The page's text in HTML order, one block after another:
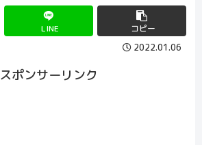
LINE コピー
2022.01.06
スポンサーリンク